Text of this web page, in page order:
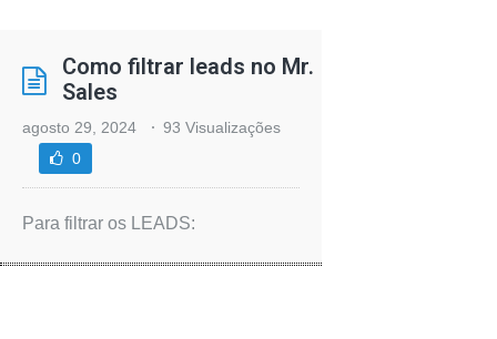
Como filtrar leads no Mr.
Sales
agosto 29, 2024
93 Visualizações
0
Para filtrar os LEADS: